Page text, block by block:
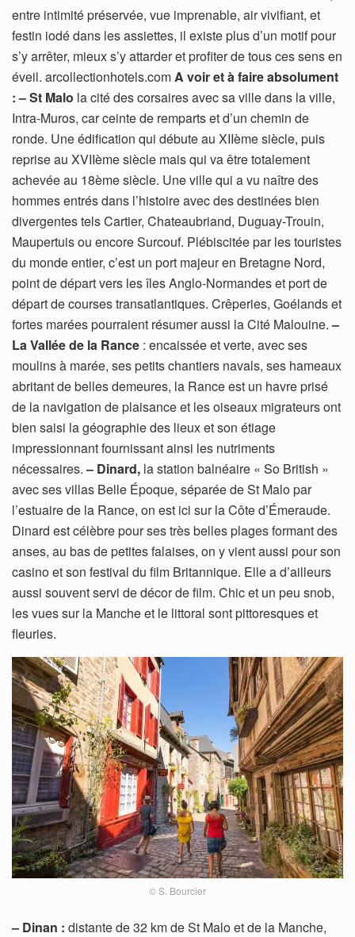
entre intimité préservée, vue imprenable, air vivifiant, et
festin iodé dans les assiettes, il existe plus d’un motif pour
s’y arrêter, mieux s’y attarder et profiter de tous ces sens en
éveil. arcollectionhotels.comA voir et à faire absolument
: – St Malo la cité des corsaires avec sa ville dans la ville,
Intra-Muros, car ceinte de remparts et d’un chemin de
ronde. Une édification qui débute au XIIème siècle, puis
reprise au XVIIème siècle mais qui va être totalement
achevée au 18ème siècle. Une ville qui a vu naître des
hommes entrés dans l’histoire avec des destinées bien
divergentes tels Cartier, Chateaubriand, Duguay-Trouin,
Maupertuis ou encore Surcouf. Plébiscitée par les touristes
du monde entier, c’est un port majeur en Bretagne Nord,
point de départ vers les îles Anglo-Normandes et port de
départ de courses transatlantiques. Crêperies, Goélands et
fortes marées pourraient résumer aussi la Cité Malouine.–
La Vallée de la Rance : encaissée et verte, avec ses
moulins à marée, ses petits chantiers navals, ses hameaux
abritant de belles demeures, la Rance est un havre prisé
de la navigation de plaisance et les oiseaux migrateurs ont
bien saisi la géographie des lieux et son étiage
impressionnant fournissant ainsi les nutriments
nécessaires.– Dinard, la station balnéaire « So British »
avec ses villas Belle Époque, séparée de St Malo par
l’estuaire de la Rance, on est ici sur la Côte d’Émeraude.
Dinard est célèbre pour ses très belles plages formant des
anses, au bas de petites falaises, on y vient aussi pour son
casino et son festival du film Britannique. Elle a d’ailleurs
aussi souvent servi de décor de film. Chic et un peu snob,
les vues sur la Manche et le littoral sont pittoresques et
fleuries.
© S. Bourcier
– Dinan : distante de 32 km de St Malo et de la Manche,